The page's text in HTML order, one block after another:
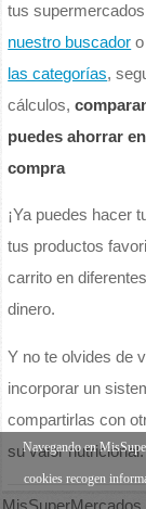
tus
nuestro buscador
las categorías,
cálculos,
puedes ahorrar
compra
¡Ya puedes hacer
tus productos
carrito en
dinero.
Y no te olvides de
incorporar un
compartirlas con
su valor nutricional.
Navegando en
cookies recogen